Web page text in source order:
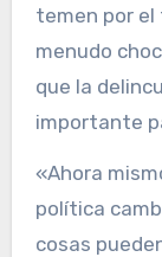
temen por el
menudo
que la
importante
«Ahora
política
cosas